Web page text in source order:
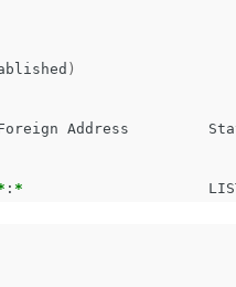
)
Address
: *